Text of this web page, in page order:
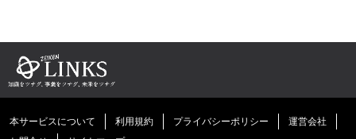
本サービスについて 利用規約 プライバシーポリシー
運営会社